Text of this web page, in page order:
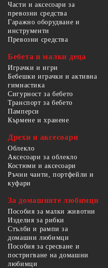
Части и аксесоари за
превозни средства
Гаражно оборудване и
инструменти
Превозни средства
Бебета и малки деца
Играчки и игри
Бебешки играчки и активна
гимнастика
Сигурност за бебето
Транспорт за бебето
Памперси
Кърмене и хранене
Дрехи и аксесоари
Облекло
Аксесоари за облекло
Костюми и аксесоари
Ръчни чанти, портфейли и
куфари
За домашните любимци
Пособия за малки животни
Изделия за рибки
Стълби и рампи за
домашни любимци
Пособия за сресване и
постригване на домашни
любимци